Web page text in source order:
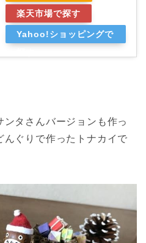
楽天市場で探す
Yahoo!ショッピングで
タさんバージョンも作っ
んぐりで作ったトナカイで